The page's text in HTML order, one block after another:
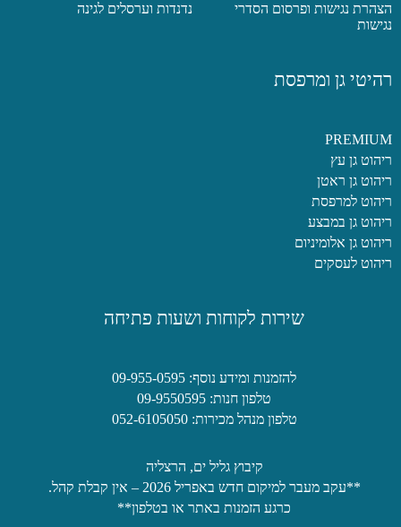
הצהרת נגישות ופרסום הסדרי
נגישות
נדנדות וערסלים לגינה
רהיטי גן ומרפסת
PREMIUM
ריהוט גן עץ
ריהוט גן ראטן
ריהוט למרפסת
ריהוט גן במבצע
ריהוט גן אלומיניום
ריהוט לעסקים
שירות לקוחות ושעות פתיחה
להזמנות ומידע נוסף: 09-955-0595
טלפון חנות: 09-9550595
טלפון מנהל מכירות: 052-6105050
קיבוץ גליל ים, הרצליה
**עקב מעבר למיקום חדש באפריל 2026 – אין קבלת קהל.
כרגע הזמנות באתר או בטלפון**